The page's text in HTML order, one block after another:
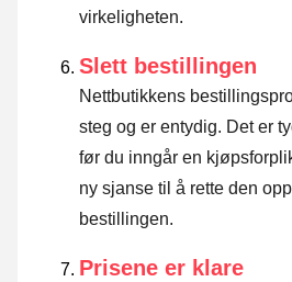
virkeligheten.
Slett bestillingen
Nettbutikkens
steg og er entydig. Det er
før du inngår en
ny sjanse til å rette den
bestillingen.
Prisene er klare